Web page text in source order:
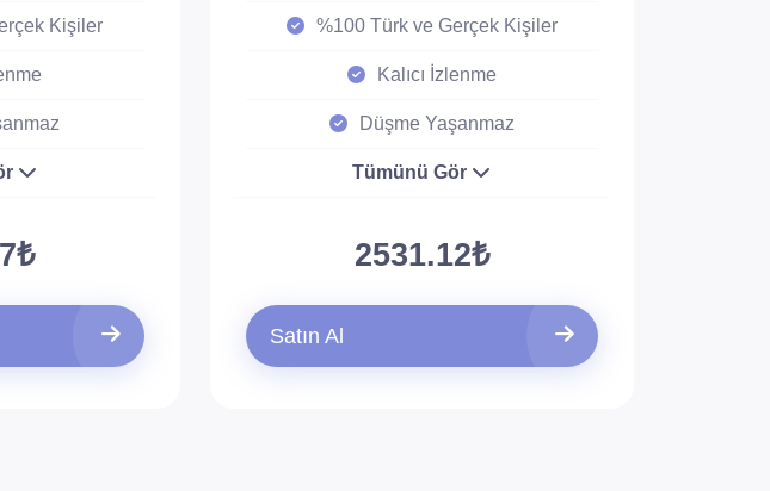
Kişiler %100 Türk ve Gerçek Kişiler
Kalıcı İzlenme
Düşme Yaşanmaz
Tümünü Gör
2531.12₺
Satın Al